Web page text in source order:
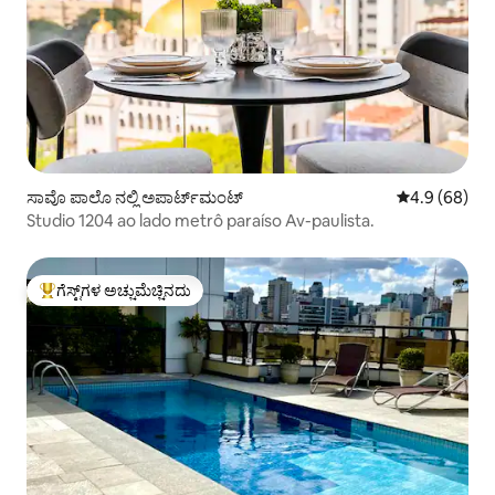
ಸಾವೊ ಪಾಲೊ ನಲ್ಲಿ ಅಪಾರ್ಟ್‌ಮಂಟ್ 5 ರಲ್ಲಿ 4.9
4.9 (68)
Studio 1204 ao lado metrô paraíso Av-paulista.
ಗೆಸ್ಟ್‌ಗಳಿಗೆ ಅತಿ ಹೆಚ್ಚು ಅಚ್ಚುಮೆಚ್ಚಿನದು
ಗೆಸ್ಟ್‌ಗಳ ಅಚ್ಚುಮೆಚ್ಚಿನದು